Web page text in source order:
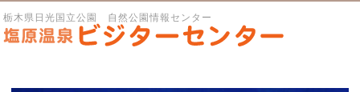
栃木県日光国立公園 自然公園情報センター